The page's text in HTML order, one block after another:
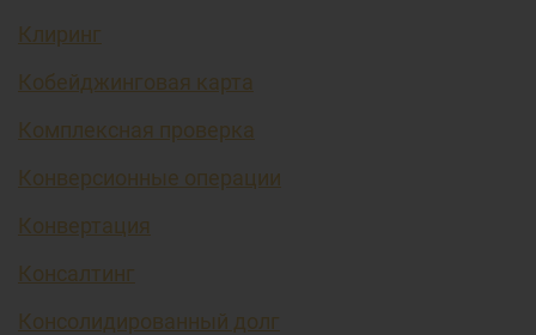
Клиринг
Кобейджинговая карта
Комплексная проверка
Конверсионные операции
Конвертация
Консалтинг
Консолидированный долг